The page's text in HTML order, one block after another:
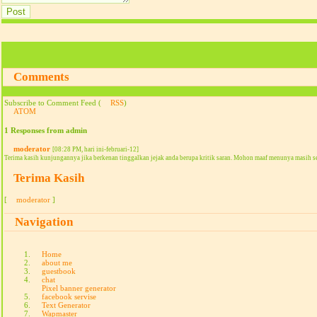
Comments
Subscribe to Comment Feed ( RSS)
ATOM
1 Responses from admin
moderator [08:28 PM, hari ini-februari-12]
Terima kasih kunjungannya jika berkenan tinggalkan jejak anda berupa kritik saran. Mohon maaf menunya masih
Terima Kasih
[ moderator ]
Navigation
Home
about me
guestbook
chat
Pixel banner generator
facebook servise
Text Generator
Wapmaster